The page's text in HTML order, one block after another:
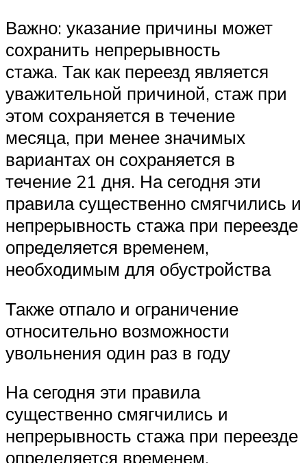
Важно: указание причины может
сохранить непрерывность
стажа. Так как переезд является
уважительной причиной, стаж при
этом сохраняется в течение
месяца, при менее значимых
вариантах он сохраняется в
течение 21 дня. На сегодня эти
правила существенно смягчились и
непрерывность стажа при переезде
определяется временем,
необходимым для обустройства
Также отпало и ограничение
относительно возможности
увольнения один раз в году
На сегодня эти правила
существенно смягчились и
непрерывность стажа при переезде
определяется временем,